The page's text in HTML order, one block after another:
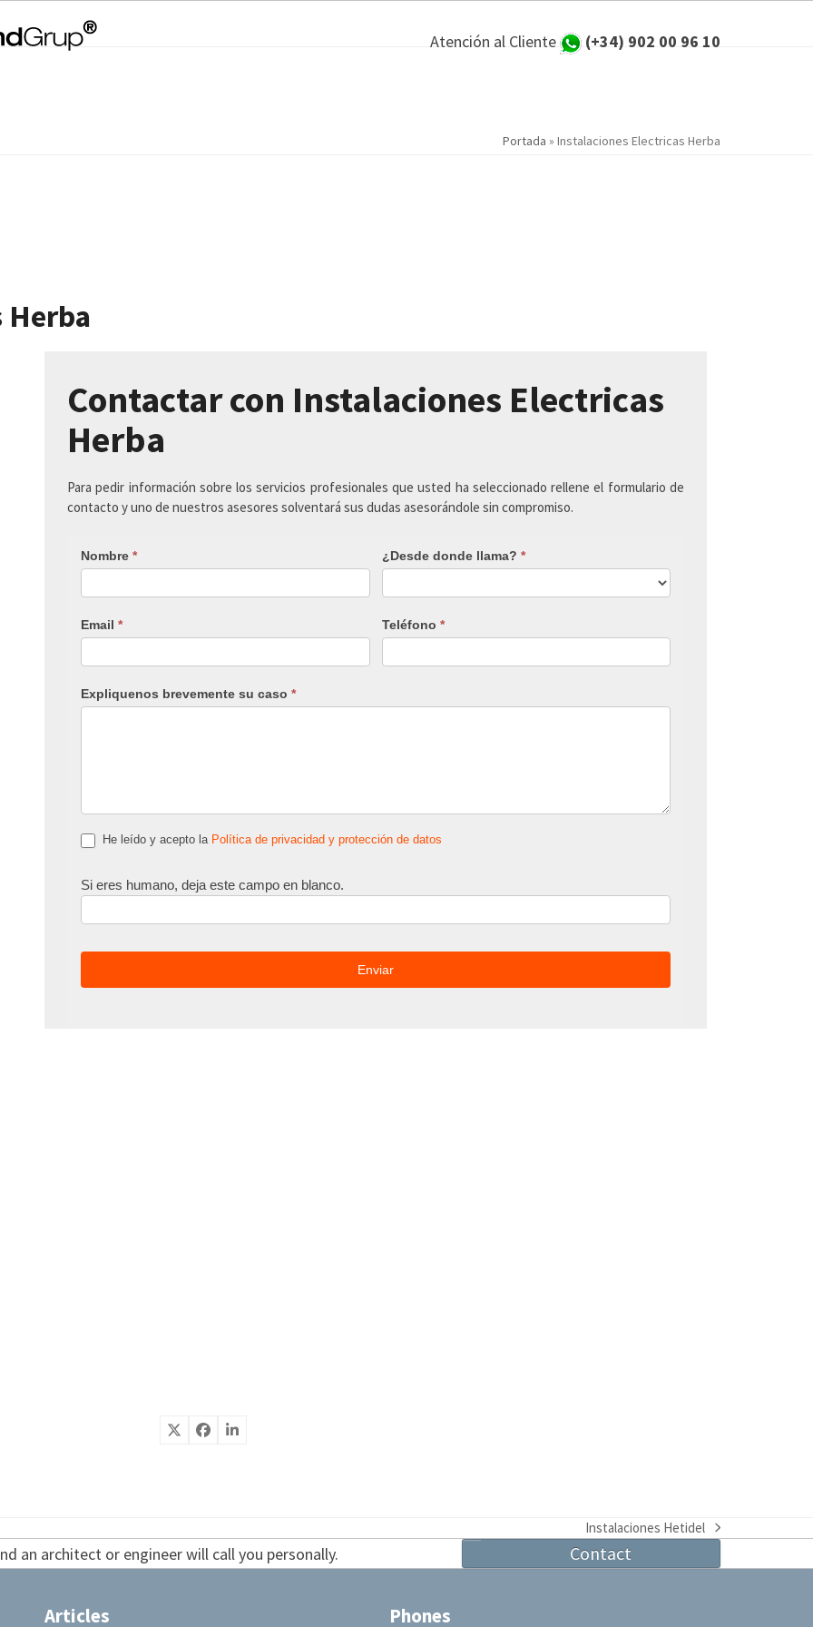
Atención al Cliente (+34) 902 00 96 10
Portada » Instalaciones Electricas Herba
Contactar con Instalaciones Electricas
Herba
Para pedir información sobre los servicios profesionales que usted ha seleccionado rellene el formulario de
contacto y uno de nuestros asesores solventará sus dudas asesorándole sin compromiso.
Nombre * ¿Desde donde llama? *
Email * Teléfono *
Expliquenos brevemente su caso *
He leído y acepto la Política de privacidad y protección de datos
Si eres humano, deja este campo en blanco.
next
post:
Instalaciones Hetidel
an architect or engineer will call you personally. Contact
Articles Phones